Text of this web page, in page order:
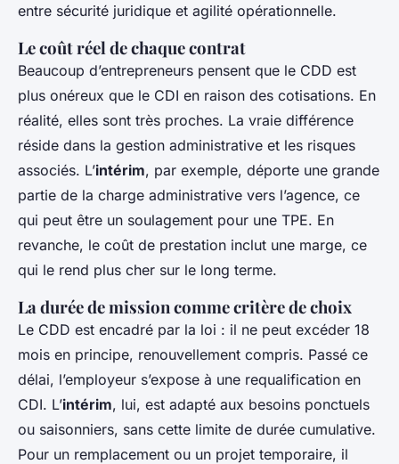
entre sécurité juridique et agilité opérationnelle.
Le coût réel de chaque contrat
Beaucoup d’entrepreneurs pensent que le CDD est
plus onéreux que le CDI en raison des cotisations. En
réalité, elles sont très proches. La vraie différence
réside dans la gestion administrative et les risques
associés. L’intérim, par exemple, déporte une grande
partie de la charge administrative vers l’agence, ce
qui peut être un soulagement pour une TPE. En
revanche, le coût de prestation inclut une marge, ce
qui le rend plus cher sur le long terme.
La durée de mission comme critère de choix
Le CDD est encadré par la loi : il ne peut excéder 18
mois en principe, renouvellement compris. Passé ce
délai, l’employeur s’expose à une requalification en
CDI. L’intérim, lui, est adapté aux besoins ponctuels
ou saisonniers, sans cette limite de durée cumulative.
Pour un remplacement ou un projet temporaire, il